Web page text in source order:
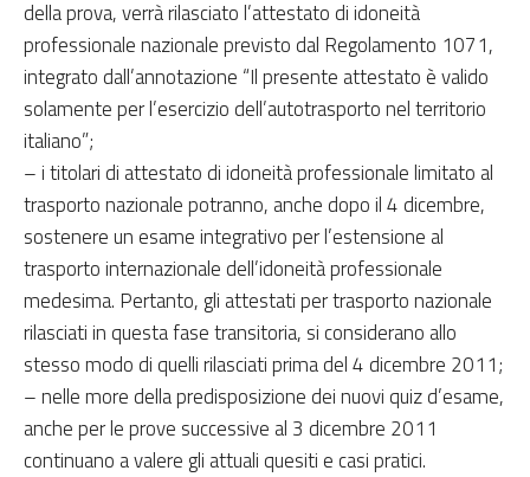
della prova, verrà rilasciato l’attestato di idoneità
professionale nazionale previsto dal Regolamento 1071,
integrato dall’annotazione “Il presente attestato è valido
solamente per l’esercizio dell’autotrasporto nel territorio
italiano”;
– i titolari di attestato di idoneità professionale limitato al
trasporto nazionale potranno, anche dopo il 4 dicembre,
sostenere un esame integrativo per l’estensione al
trasporto internazionale dell’idoneità professionale
medesima. Pertanto, gli attestati per trasporto nazionale
rilasciati in questa fase transitoria, si considerano allo
stesso modo di quelli rilasciati prima del 4 dicembre 2011;
– nelle more della predisposizione dei nuovi quiz d’esame,
anche per le prove successive al 3 dicembre 2011
continuano a valere gli attuali quesiti e casi pratici.